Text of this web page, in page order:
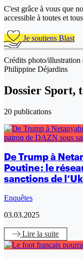
C'est grâce à vous que
accessible à toutes et
Je soutiens Blast
Crédits photo/illustration
Philippine Déjardins
Dossier Sport,
20 publications
De Trump à
Poutine : le
sanctions de
Enquêtes
03.03.2025
Lire la suite